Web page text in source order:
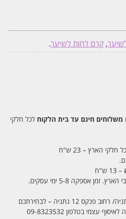
,קרם לחות לשיער.
משלוחים חינם עד בית הלקוח לכל חלקי
חלקי הארץ – 23 ש"ח
– 13 ש"ח
עצמי בטלפון 09-8323532